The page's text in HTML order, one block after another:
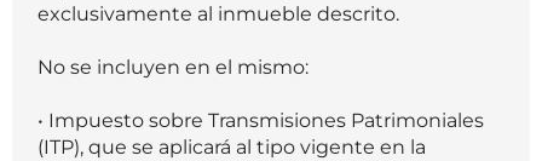
exclusivamente al inmueble descrito.
No se incluyen en el mismo:
• Impuesto sobre Transmisiones Patrimoniales
(ITP), que se aplicará al tipo vigente en la